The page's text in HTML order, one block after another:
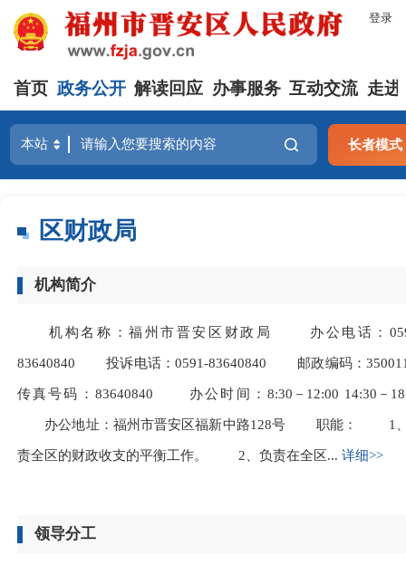
登录
首页 政务公开 解读回应 办事服务 互动交流 走进
长者模式
区财政局
机构简介
机构名称：福州市晋安区财政局 办公电话：
83640840 投诉电话：0591-83640840 邮政编码：
传真号码：83640840 办公时间：8:30－12:00 14:30－
办公地址：福州市晋安区福新中路128号 职能： 1
责全区的财政收支的平衡工作。 2、负责在全区... 详细>>
领导分工